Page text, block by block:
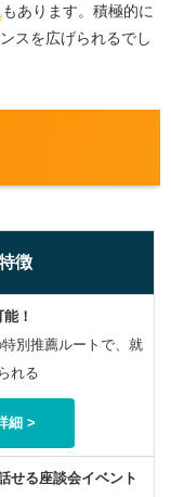
もあります。積極的に
スを広げられるでし
徴
！
別推薦ルートで、就
れる
細 >
せる座談会イベント